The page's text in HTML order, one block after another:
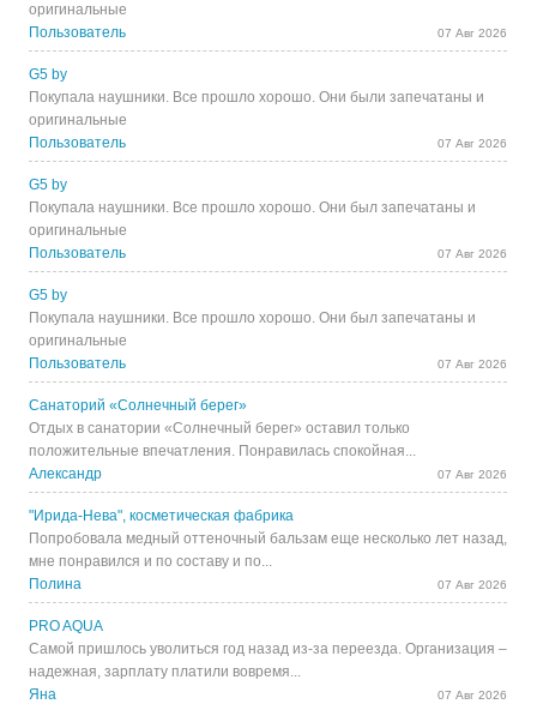
оригинальные
Пользователь
07 Авг 2026
G5 by
Покупала наушники. Все прошло хорошо. Они были запечатаны и
оригинальные
Пользователь
07 Авг 2026
G5 by
Покупала наушники. Все прошло хорошо. Они был запечатаны и
оригинальные
Пользователь
07 Авг 2026
G5 by
Покупала наушники. Все прошло хорошо. Они был запечатаны и
оригинальные
Пользователь
07 Авг 2026
Санаторий «Солнечный берег»
Отдых в санатории «Солнечный берег» оставил только
положительные впечатления. Понравилась спокойная...
Александр
07 Авг 2026
"Ирида-Нева", косметическая фабрика
Попробовала медный оттеночный бальзам еще несколько лет назад,
мне понравился и по составу и по...
Полина
07 Авг 2026
PRO AQUA
Самой пришлось уволиться год назад из-за переезда. Организация –
надежная, зарплату платили вовремя...
Яна
07 Авг 2026